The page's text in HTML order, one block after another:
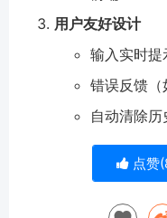
用户友好设计
输入实时提
错误反馈（
自动清除
点赞(